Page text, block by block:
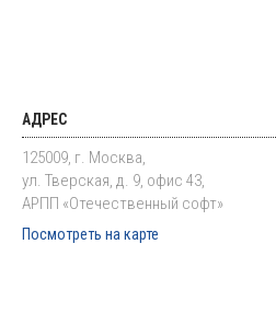
АДРЕС
125009, г. Москва,
ул. Тверская, д. 9, офис 43,
АРПП «Отечественный софт»
Посмотреть на карте